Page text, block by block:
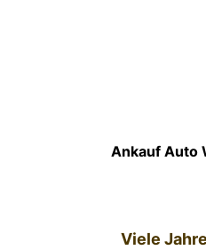
Ankauf Auto
Viele Jahre